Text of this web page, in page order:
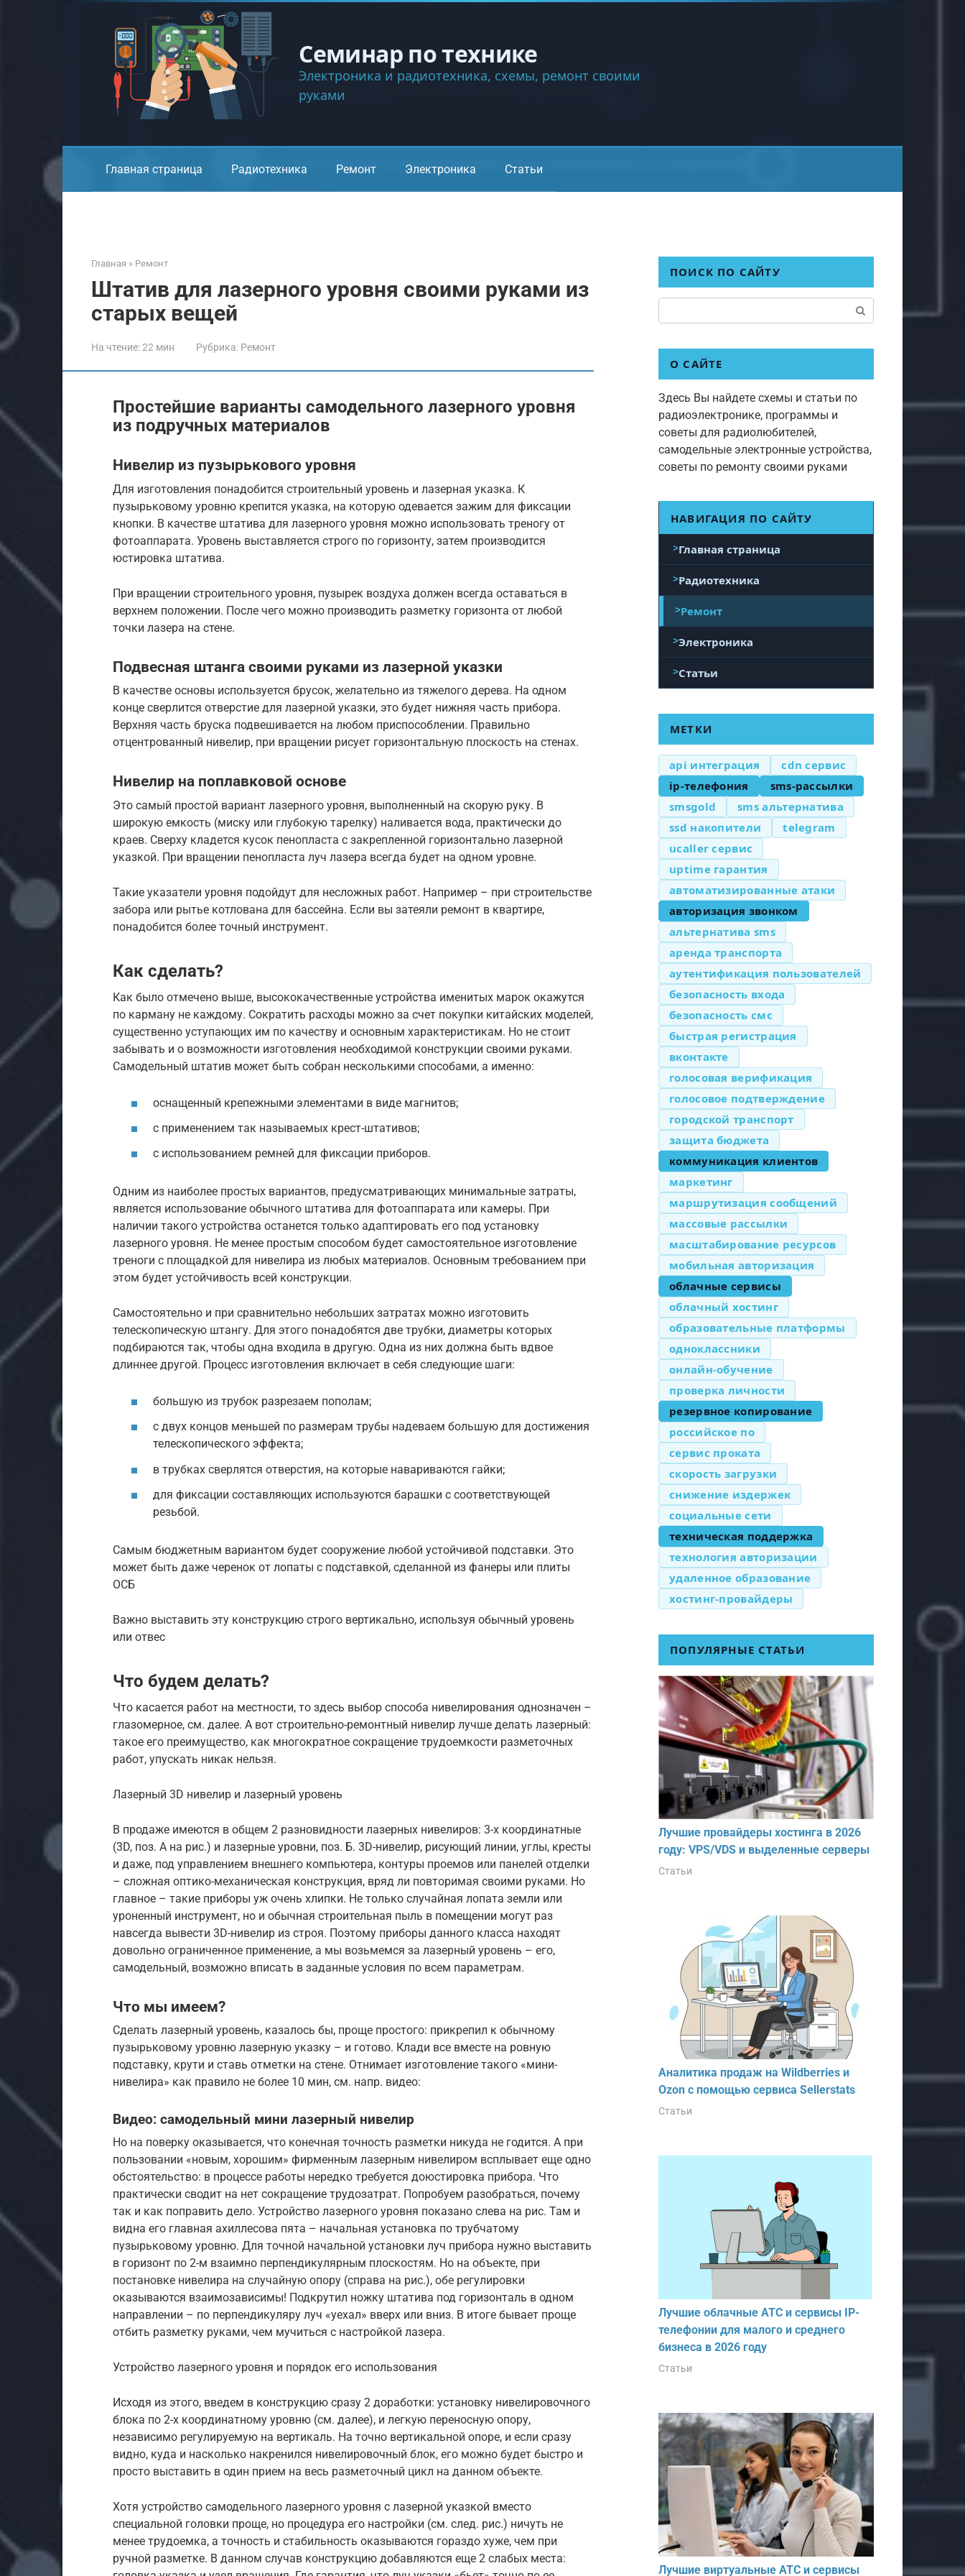
Семинар по технике
Электроника и радиотехника, схемы, ремонт своими
руками
Главная страница Радиотехника Ремонт Электроника Статьи
Главная » Ремонт
Штатив для лазерного уровня своими руками из
старых вещей
На чтение:22 мин Рубрика: Ремонт
Простейшие варианты самодельного лазерного уровня
из подручных материалов
Нивелир из пузырькового уровня
Для изготовления понадобится строительный уровень и лазерная указка. К
пузырьковому уровню крепится указка, на которую одевается зажим для фиксации
кнопки. В качестве штатива для лазерного уровня можно использовать треногу от
фотоаппарата. Уровень выставляется строго по горизонту, затем производится
юстировка штатива.
При вращении строительного уровня, пузырек воздуха должен всегда оставаться в
верхнем положении. После чего можно производить разметку горизонта от любой
точки лазера на стене.
Подвесная штанга своими руками из лазерной указки
В качестве основы используется брусок, желательно из тяжелого дерева. На одном
конце сверлится отверстие для лазерной указки, это будет нижняя часть прибора.
Верхняя часть бруска подвешивается на любом приспособлении. Правильно
отцентрованный нивелир, при вращении рисует горизонтальную плоскость на стенах.
Нивелир на поплавковой основе
Это самый простой вариант лазерного уровня, выполненный на скорую руку. В
широкую емкость (миску или глубокую тарелку) наливается вода, практически до
краев. Сверху кладется кусок пенопласта с закрепленной горизонтально лазерной
указкой. При вращении пенопласта луч лазера всегда будет на одном уровне.
Такие указатели уровня подойдут для несложных работ. Например – при строительстве
забора или рытье котлована для бассейна. Если вы затеяли ремонт в квартире,
понадобится более точный инструмент.
Как сделать?
Как было отмечено выше, высококачественные устройства именитых марок окажутся
по карману не каждому. Сократить расходы можно за счет покупки китайских моделей,
существенно уступающих им по качеству и основным характеристикам. Но не стоит
забывать и о возможности изготовления необходимой конструкции своими руками.
Самодельный штатив может быть собран несколькими способами, а именно:
оснащенный крепежными элементами в виде магнитов;
с применением так называемых крест-штативов;
с использованием ремней для фиксации приборов.
Одним из наиболее простых вариантов, предусматривающих минимальные затраты,
является использование обычного штатива для фотоаппарата или камеры. При
наличии такого устройства останется только адаптировать его под установку
лазерного уровня. Не менее простым способом будет самостоятельное изготовление
треноги с площадкой для нивелира из любых материалов. Основным требованием при
этом будет устойчивость всей конструкции.
Самостоятельно и при сравнительно небольших затратах можно изготовить
телескопическую штангу. Для этого понадобятся две трубки, диаметры которых
подбираются так, чтобы одна входила в другую. Одна из них должна быть вдвое
длиннее другой. Процесс изготовления включает в себя следующие шаги:
большую из трубок разрезаем пополам;
с двух концов меньшей по размерам трубы надеваем большую для достижения
телескопического эффекта;
в трубках сверлятся отверстия, на которые навариваются гайки;
для фиксации составляющих используются барашки с соответствующей
резьбой.
Самым бюджетным вариантом будет сооружение любой устойчивой подставки. Это
может быть даже черенок от лопаты с подставкой, сделанной из фанеры или плиты
ОСБ
Важно выставить эту конструкцию строго вертикально, используя обычный уровень
или отвес
Что будем делать?
Что касается работ на местности, то здесь выбор способа нивелирования однозначен –
глазомерное, см. далее. А вот строительно-ремонтный нивелир лучше делать лазерный:
такое его преимущество, как многократное сокращение трудоемкости разметочных
работ, упускать никак нельзя.
Лазерный 3D нивелир и лазерный уровень
В продаже имеются в общем 2 разновидности лазерных нивелиров: 3-х координатные
(3D, поз. А на рис.) и лазерные уровни, поз. Б. 3D-нивелир, рисующий линии, углы, кресты
и даже, под управлением внешнего компьютера, контуры проемов или панелей отделки
– сложная оптико-механическая конструкция, вряд ли повторимая своими руками. Но
главное – такие приборы уж очень хлипки. Не только случайная лопата земли или
уроненный инструмент, но и обычная строительная пыль в помещении могут раз
навсегда вывести 3D-нивелир из строя. Поэтому приборы данного класса находят
довольно ограниченное применение, а мы возьмемся за лазерный уровень – его,
самодельный, возможно вписать в заданные условия по всем параметрам.
Что мы имеем?
Сделать лазерный уровень, казалось бы, проще простого: прикрепил к обычному
пузырьковому уровню лазерную указку – и готово. Клади все вместе на ровную
подставку, крути и ставь отметки на стене. Отнимает изготовление такого «мини-
нивелира» как правило не более 10 мин, см. напр. видео:
Видео: самодельный мини лазерный нивелир
Но на поверку оказывается, что конечная точность разметки никуда не годится. А при
пользовании «новым, хорошим» фирменным лазерным нивелиром всплывает еще одно
обстоятельство: в процессе работы нередко требуется доюстировка прибора. Что
практически сводит на нет сокращение трудозатрат. Попробуем разобраться, почему
так и как поправить дело. Устройство лазерного уровня показано слева на рис. Там и
видна его главная ахиллесова пята – начальная установка по трубчатому
пузырьковому уровню. Для точной начальной установки луч прибора нужно выставить
в горизонт по 2-м взаимно перпендикулярным плоскостям. Но на объекте, при
постановке нивелира на случайную опору (справа на рис.), обе регулировки
оказываются взаимозависимы! Подкрутил ножку штатива под горизонталь в одном
направлении – по перпендикуляру луч «уехал» вверх или вниз. В итоге бывает проще
отбить разметку руками, чем мучиться с настройкой лазера.
Устройство лазерного уровня и порядок его использования
Исходя из этого, введем в конструкцию сразу 2 доработки: установку нивелировочного
блока по 2-х координатному уровню (см. далее), и легкую переносную опору,
независимо регулируемую на вертикаль. На точно вертикальной опоре, и если сразу
видно, куда и насколько накренился нивелировочный блок, его можно будет быстро и
просто выставить в один прием на весь разметочный цикл на данном объекте.
Хотя устройство самодельного лазерного уровня с лазерной указкой вместо
специальной головки проще, но процедура его настройки (см. след. рис.) ничуть не
менее трудоемка, а точность и стабильность оказываются гораздо хуже, чем при
ручной разметке. В данном случав конструкцию добавляются еще 2 слабых места:
ПОИСК ПО САЙТУ
О САЙТЕ
Здесь Вы найдете схемы и статьи по
радиоэлектронике, программы и
советы для радиолюбителей,
самодельные электронные устройства,
советы по ремонту своими руками
НАВИГАЦИЯ ПО САЙТУ
Главная страница
Радиотехника
Ремонт
Электроника
Статьи
МЕТКИ
api интеграция
cdn сервис
ip-телефония
sms-рассылки
smsgold
sms альтернатива
ssd накопители
telegram
ucaller сервис
uptime гарантия
автоматизированные атаки
авторизация звонком
альтернатива sms
аренда транспорта
аутентификация пользователей
безопасность входа
безопасность смс
быстрая регистрация
вконтакте
голосовая верификация
голосовое подтверждение
городской транспорт
защита бюджета
коммуникация клиентов
маркетинг
маршрутизация сообщений
массовые рассылки
масштабирование ресурсов
мобильная авторизация
облачные сервисы
облачный хостинг
образовательные платформы
одноклассники
онлайн-обучение
проверка личности
резервное копирование
российское по
сервис проката
скорость загрузки
снижение издержек
социальные сети
техническая поддержка
технология авторизации
удаленное образование
хостинг-провайдеры
ПОПУЛЯРНЫЕ СТАТЬИ
Лучшие провайдеры хостинга в 2026
году: VPS/VDS и выделенные серверы
Статьи
Аналитика продаж на Wildberries и
Ozon с помощью сервиса Sellerstats
Статьи
Лучшие облачные АТС и сервисы IP-
телефонии для малого и среднего
бизнеса в 2026 году
Статьи
Лучшие виртуальные АТС и сервисы